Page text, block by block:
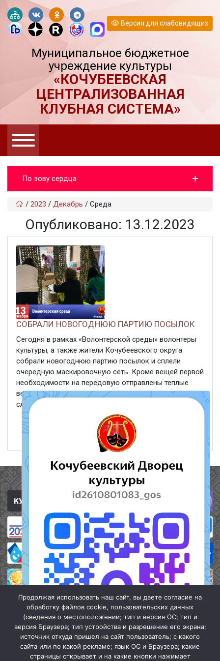
Версия для слабовидящих
Муниципальное бюджетное
учреждение культуры
«КОЧУБЕЕВСКАЯ
ЦЕНТРАЛИЗОВАННАЯ
КЛУБНАЯ СИСТЕМА»
По зову сердца
/ 2023 / Декабрь / Среда
Опубликовано: 13.12.2023
СОБРАЛИ НОВОГОДНЮЮ ПАРТИЮ ПОСЫЛОК
Сегодня в рамках «Волонтерской среды» волонтеры
культуры, а также жители Кочубеевского округа
собрали новогоднюю партию посылок и сплели
очередную маскировочную сеть. Кроме вещей первой
необходимости на передовую отправлены теплые
вещи, поделки и открытки от юных учащихся со
словами поддержки. ...
Полезные ссылки
Продолжая использовать наш сайт, вы даете согласие на
обработку файлов cookie, пользовательских данных
(сведения о местоположении; тип и версия ОС; тип и
версия Браузера; тип устройства и разрешение его экрана;
источник откуда пришел на сайт пользователь; с какого
сайта или по какой рекламе; язык ОС и Браузера; какие
страницы открывает и на какие кнопки нажимает